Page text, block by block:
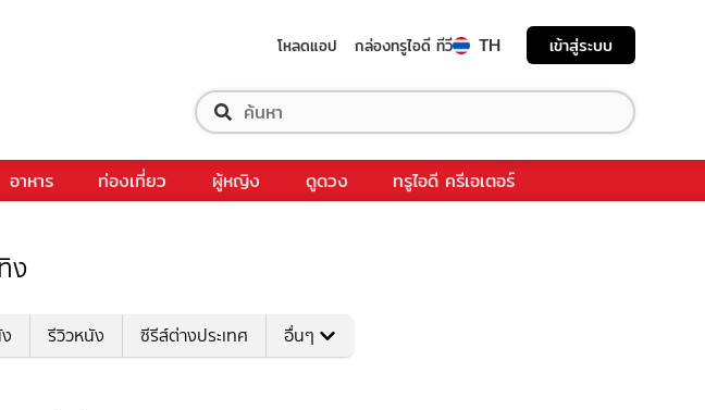
โหลดแอป กล่องทรูไอดี ทีวี TH เข้าสู่ระบบ
อาหาร ท่องเที่ยว ผู้หญิง ดูดวง ทรูไอดี ครีเอเตอร์
ง
รีวิวหนัง ซีรีส์ต่างประเทศ อื่นๆ